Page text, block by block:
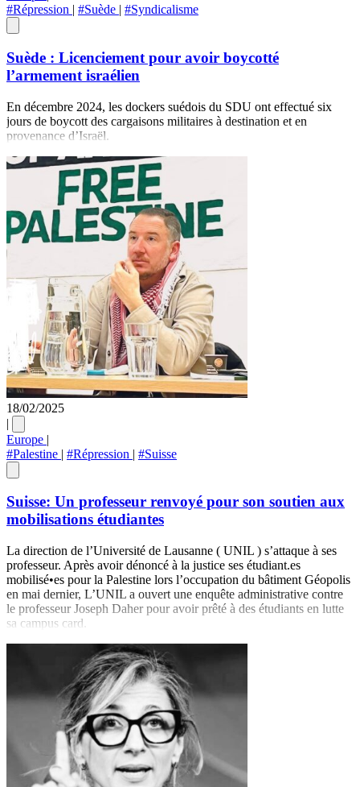
#Répression | #Suède | #Syndicalisme
Suède : Licenciement pour avoir boycotté
l’armement israélien
En décembre 2024, les dockers suédois du SDU ont effectué six
jours de boycott des cargaisons militaires à destination et en
provenance d’Israël.
18/02/2025
|
Europe |
#Palestine | #Répression | #Suisse
Suisse: Un professeur renvoyé pour son soutien aux
mobilisations étudiantes
La direction de l’Université de Lausanne ( UNIL ) s’attaque à ses
professeur. Après avoir dénoncé à la justice ses étudiant.es
mobilisé•es pour la Palestine lors l’occupation du bâtiment Géopolis
en mai dernier, L’UNIL a ouvert une enquête administrative contre
le professeur Joseph Daher pour avoir prêté à des étudiants en lutte
sa campus card.